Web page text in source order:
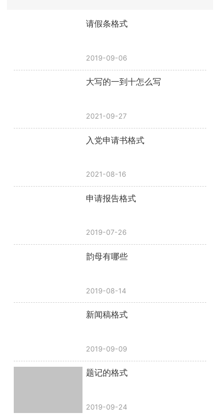
请假条格式
2019-09-06
大写的一到十怎么写
2021-09-27
入党申请书格式
2021-08-16
申请报告格式
2019-07-26
韵母有哪些
2019-08-14
新闻稿格式
2019-09-09
题记的格式
2019-09-24